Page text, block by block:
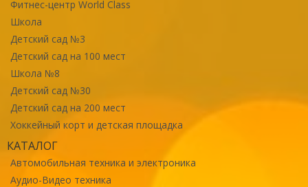
Фитнес-центр World Class
Школа
Детский сад №3
Детский сад на 100 мест
Школа №8
Детский сад №30
Детский сад на 200 мест
Хоккейный корт и детская площадка
КАТАЛОГ
Автомобильная техника и электроника
Аудио-Видео техника